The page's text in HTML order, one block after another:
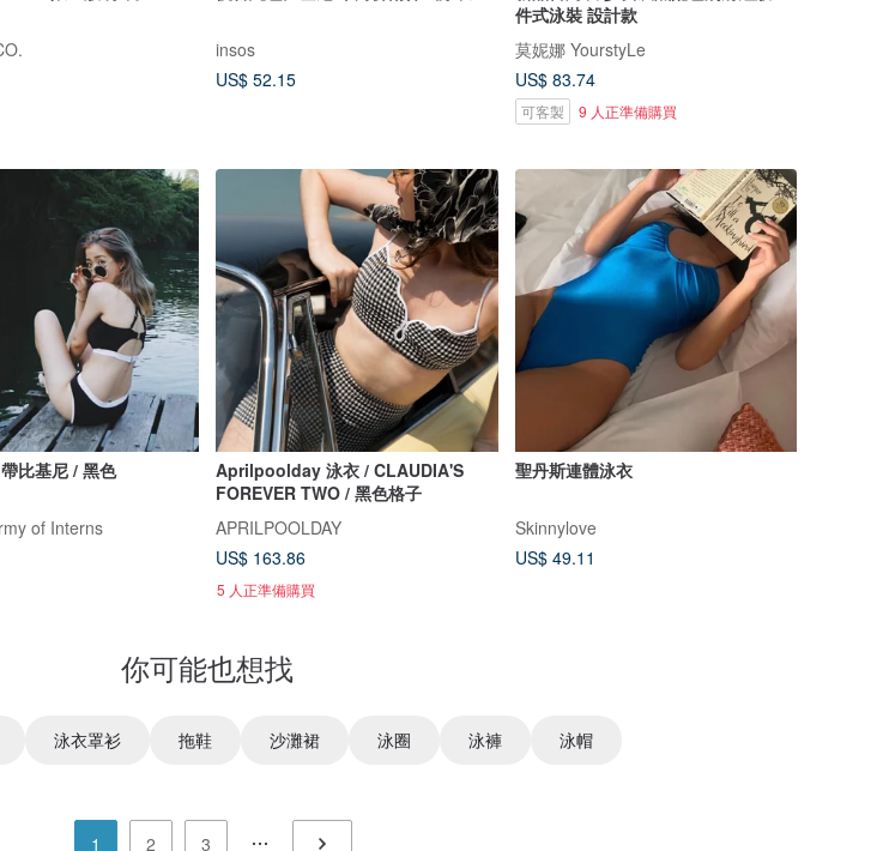
insos
US$ 52.15
件式泳裝 設計款
莫妮娜 YourstyLe
US$ 83.74
可客製 9 人正準備購買
比基尼 / 黑色
of Interns
Aprilpoolday 泳衣 / CLAUDIA'S
FOREVER TWO / 黑色格子
APRILPOOLDAY
US$ 163.86
5 人正準備購買
聖丹斯連體泳衣
Skinnylove
US$ 49.11
你可能也想找
泳衣罩衫 拖鞋 沙灘裙 泳圈 泳褲 泳帽
1 2 3